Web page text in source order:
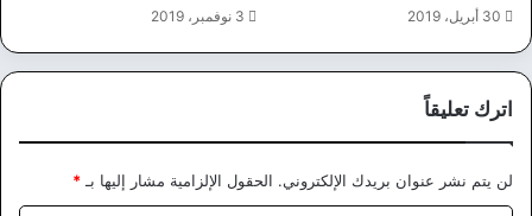
30 أبريل، 2019 3 نوفمبر، 2019
اترك تعليقاً
لن يتم نشر عنوان بريدك الإلكتروني. الحقول الإلزامية مشار إليها بـ *